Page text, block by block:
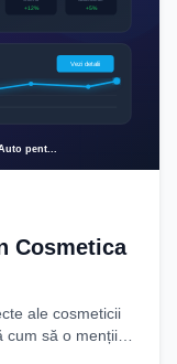
Cosmetica
ale cosmeticii
cum să o menții